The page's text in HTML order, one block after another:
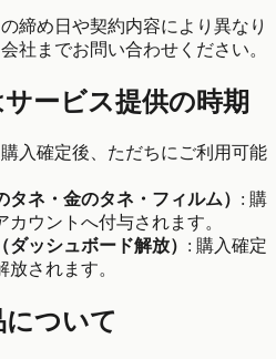
締め日や契約内容により異なり
社までお問い合わせください。
ービス提供の時期
購入確定後、ただちにご利用可能
ネ・金のタネ・フィルム） : 購
カウントへ付与されます。
ッシュボード解放） : 購入確定
されます。
ついて